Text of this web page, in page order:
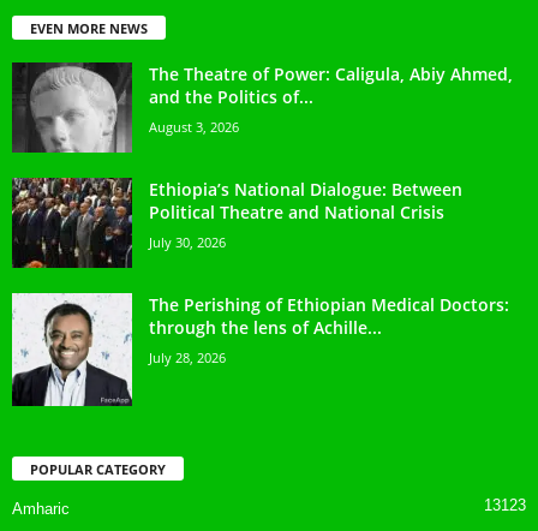
EVEN MORE NEWS
The Theatre of Power: Caligula, Abiy Ahmed,
and the Politics of...
August 3, 2026
Ethiopia’s National Dialogue: Between
Political Theatre and National Crisis
July 30, 2026
The Perishing of Ethiopian Medical Doctors:
through the lens of Achille...
July 28, 2026
POPULAR CATEGORY
Amharic 13123